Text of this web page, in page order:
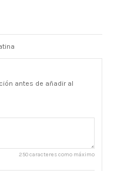
antes de añadir al
250 caracteres como máximo